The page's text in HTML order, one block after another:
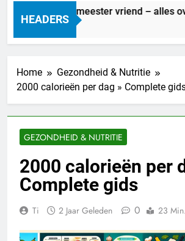
HEADERS
Marit Bouwmeester vriend – alles over
3 Uur Geleden
Home
Gezondheid & Nutritie
2000 calorieën per dag » Complete
GEZONDHEID & NUTRITIE
2000 calorieën per
Complete gids
Ti 2 Jaar Geleden 0 23 Min.